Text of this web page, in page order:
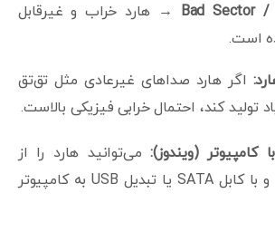
Bad Sector / → هارد خراب و غیرقابل
است.
اگر هارد صداهای غیرعادی مثل تق‌تق
(ویندوز): می‌توانید هارد را از
دستگاه خارج کنید و با کابل SATA یا تبدیل USB به کامپیوتر